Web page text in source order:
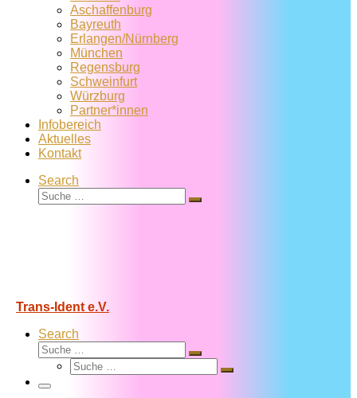
Aschaffenburg
Bayreuth
Erlangen/Nürnberg
München
Regensburg
Schweinfurt
Würzburg
Partner*innen
Infobereich
Aktuelles
Kontakt
Search
Suche
Suche
Trans-Ident e.V.
Search
Suche
Suche
Suche
Suche
Menü